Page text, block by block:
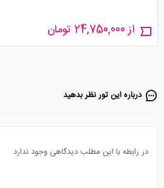
از 24,750,000 تومان
درباره این تور‌ نظر بدهید
در رابطه با این مطلب دیدگاهی وجود ندارد